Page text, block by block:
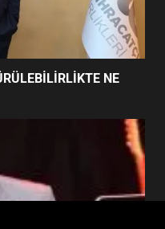
NEYİ
NASIL
NE